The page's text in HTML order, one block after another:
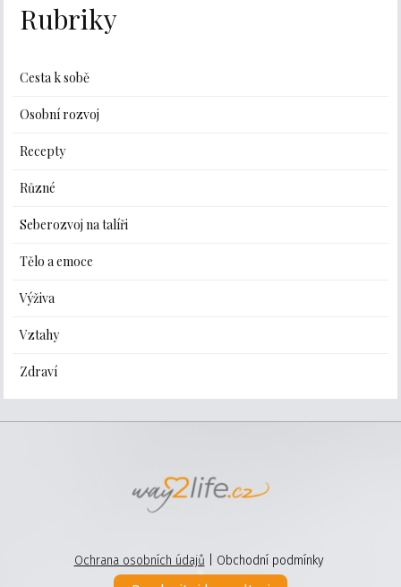
Rubriky
Cesta k sobě
Osobní rozvoj
Recepty
Různé
Seberozvoj na talíři
Tělo a emoce
Výživa
Vztahy
Zdraví
Ochrana osobních údajů | Obchodní podmínky